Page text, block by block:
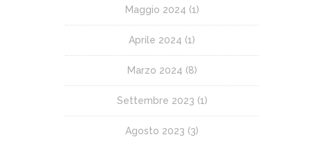
Maggio 2024 (1)
Aprile 2024 (1)
Marzo 2024 (8)
Settembre 2023 (1)
Agosto 2023 (3)